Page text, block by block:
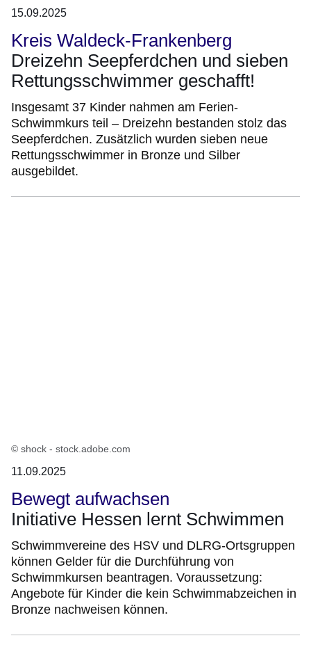
15.09.2025
Kreis Waldeck-Frankenberg
Dreizehn Seepferdchen und sieben
Rettungsschwimmer geschafft!
Insgesamt 37 Kinder nahmen am Ferien-
Schwimmkurs teil – Dreizehn bestanden stolz das
Seepferdchen. Zusätzlich wurden sieben neue
Rettungsschwimmer in Bronze und Silber
ausgebildet.
© shock - stock.adobe.com
11.09.2025
Bewegt aufwachsen
Initiative Hessen lernt Schwimmen
Schwimmvereine des HSV und DLRG-Ortsgruppen
können Gelder für die Durchführung von
Schwimmkursen beantragen. Voraussetzung:
Angebote für Kinder die kein Schwimmabzeichen in
Bronze nachweisen können.